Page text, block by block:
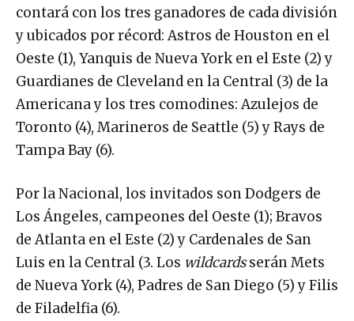
contará con los tres ganadores de cada división
y ubicados por récord: Astros de Houston en el
Oeste (1), Yanquis de Nueva York en el Este (2) y
Guardianes de Cleveland en la Central (3) de la
Americana y los tres comodines: Azulejos de
Toronto (4), Marineros de Seattle (5) y Rays de
Tampa Bay (6).
Por la Nacional, los invitados son Dodgers de
Los Ángeles, campeones del Oeste (1); Bravos
de Atlanta en el Este (2) y Cardenales de San
Luis en la Central (3. Los wildcardsserán Mets
de Nueva York (4), Padres de San Diego (5) y Filis
de Filadelfia (6).